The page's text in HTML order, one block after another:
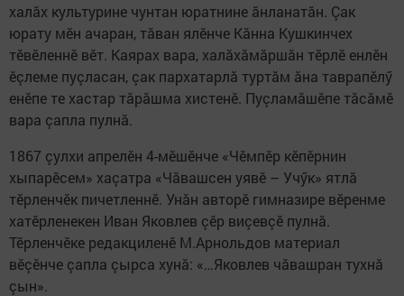
халăх культурине чунтан юратнине ăнланатăн. Çак
юрату мӗн ачаран, тăван ялӗнче Кăнна Кушкинчех
тӗвӗленнӗ вӗт. Каярах вара, халăхăмăршăн тӗрлӗ енлӗн
ӗçлеме пуçласан, çак пархатарлă туртăм ăна таврапӗлӳ
енӗпе те хастар тăрăшма хистенӗ. Пуçламăшӗпе тăсăмӗ
вара çапла пулнă.
1867 çулхи апрелӗн 4-мӗшӗнче «Чӗмпӗр кӗпӗрнин
хыпарӗсем» хаçатра «Чăвашсен уявӗ – Учӳк» ятлă
тӗрленчӗк пичетленнӗ. Унăн авторӗ гимназире вӗренме
хатӗрленекен Иван Яковлев çӗр виçевçӗ пулнă.
Тӗрленчӗке редакциленӗ М.Арнольдов материал
вӗçӗнче çапла çырса хунă: «…Яковлев чăвашран тухнă
çын».